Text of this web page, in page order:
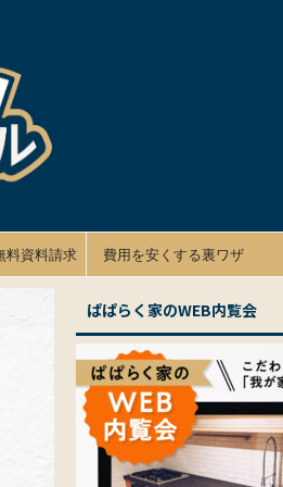
料資料請求 費用を安くする裏ワザ
ぱぱらく家のWEB内覧会